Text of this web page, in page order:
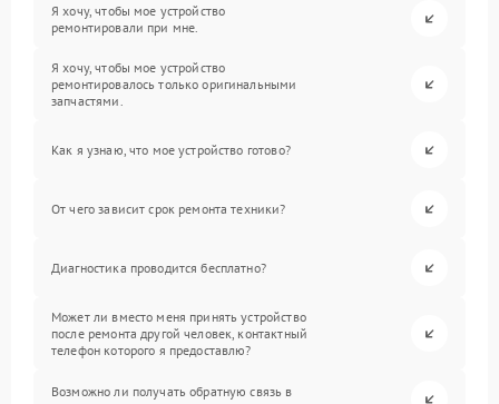
Я хочу, чтобы мое устройство
ремонтировали при мне.
Я хочу, чтобы мое устройство
ремонтировалось только оригинальными
запчастями.
Как я узнаю, что мое устройство готово?
От чего зависит срок ремонта техники?
Диагностика проводится бесплатно?
Может ли вместо меня принять устройство
после ремонта другой человек, контактный
телефон которого я предоставлю?
Возможно ли получать обратную связь в